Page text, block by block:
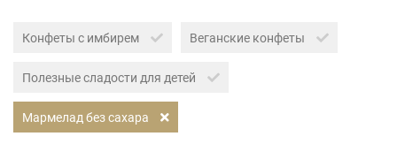
Конфеты с имбирем Веганские конфеты
Полезные сладости для детей
Мармелад без сахара